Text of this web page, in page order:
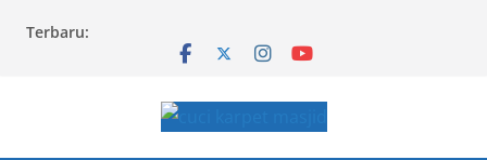
Terbaru: